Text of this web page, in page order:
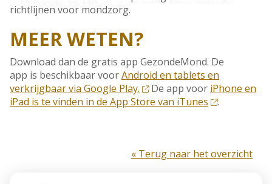
richtlijnen voor mondzorg.
MEER WETEN?
Download dan de gratis app GezondeMond. De
app is beschikbaar voorAndroid en tablets en
verkrijgbaar via Google Play.
De app voor iPhone en
iPad is te vinden in de App Store van iTunes
.
« Terug naar het overzicht